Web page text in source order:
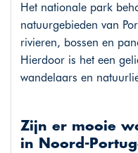
Het nationale park
natuurgebieden van
rivieren, bossen en
Hierdoor is het een
wandelaars en
Zijn er mooie
in Noord-